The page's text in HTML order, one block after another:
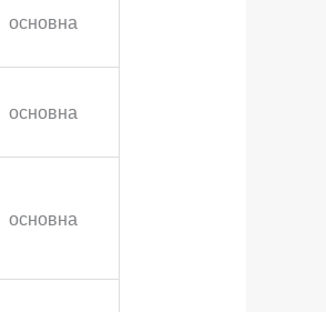
основна
основна
основна